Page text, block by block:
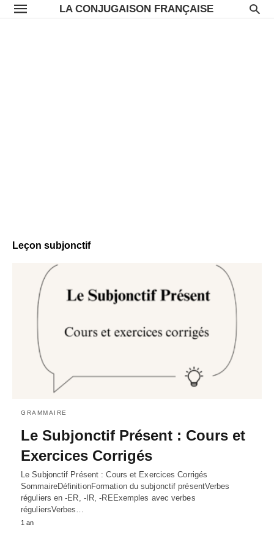
LA CONJUGAISON FRANÇAISE
Leçon subjonctif
GRAMMAIRE
Le Subjonctif Présent : Cours et
Exercices Corrigés
Le Subjonctif Présent : Cours et Exercices Corrigés
SommaireDéfinitionFormation du subjonctif présentVerbes
réguliers en -ER, -IR, -REExemples avec verbes
réguliersVerbes…
1 an